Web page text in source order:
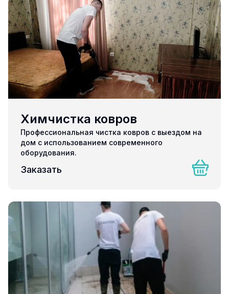
Химчистка ковров
Профессиональная чистка ковров с выездом на
дом с использованием современного
оборудования.
Заказать